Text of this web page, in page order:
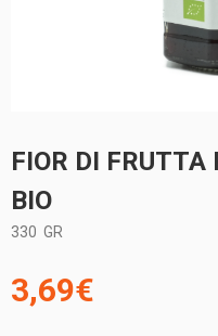
FIOR DI FRUTTA
BIO
330 GR
3,69€